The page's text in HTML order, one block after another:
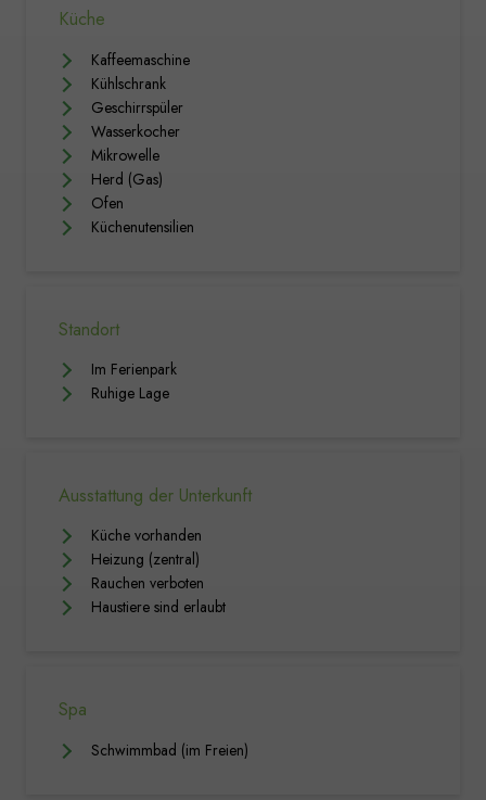
Küche
Kaffeemaschine
Kühlschrank
Geschirrspüler
Wasserkocher
Mikrowelle
Herd (Gas)
Ofen
Küchenutensilien
Standort
Im Ferienpark
Ruhige Lage
Ausstattung der Unterkunft
Küche vorhanden
Heizung (zentral)
Rauchen verboten
Haustiere sind erlaubt
Spa
Schwimmbad (im Freien)